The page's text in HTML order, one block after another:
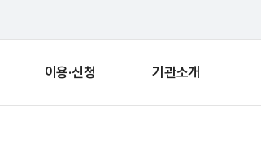
이용·신청 기관소개